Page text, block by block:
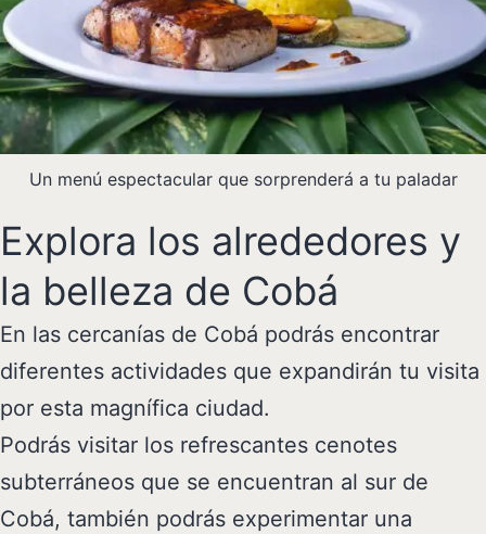
Un menú espectacular que sorprenderá a tu paladar
Explora los alrededores y
la belleza de Cobá
En las cercanías de Cobá podrás encontrar
diferentes actividades que expandirán tu visita
por esta magnífica ciudad.
Podrás visitar los refrescantes cenotes
subterráneos que se encuentran al sur de
Cobá, también podrás experimentar una